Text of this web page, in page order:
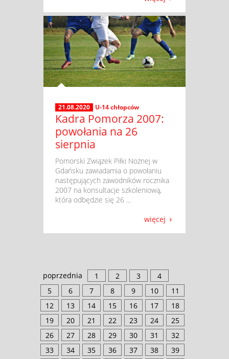
21.08.2020 U-14 chłopców
Kadra Pomorza 2007:
powołania na 26
sierpnia
​ Pomorski Związek Piłki Nożnej w
Gdańsku zawiadamia o powołaniu
następujących zawodników rocznika
2007 na konsultacje szkoleniową,
która odbędzie się 26 ...
więcej
poprzednia 1 2 3
4
5
6 7 8 9 10
11
12
13 14 15 16 17
18
19
20 21 22 23 24
25
26
27 28 29 30 31
32
33
34 35 36 37 38
39